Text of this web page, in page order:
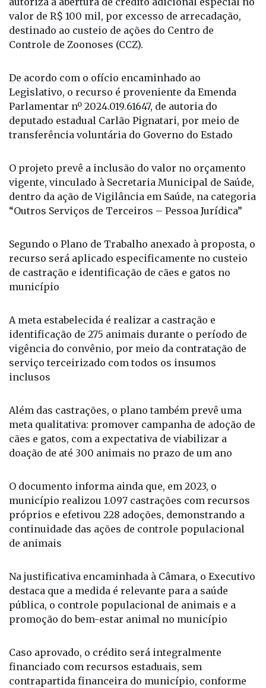
valor de R$ 100 mil, por excesso de arrecadação,
destinado ao custeio de ações do Centro de
Controle de Zoonoses (CCZ).
De acordo com o ofício encaminhado ao
Legislativo, o recurso é proveniente da Emenda
Parlamentar nº 2024.019.61647, de autoria do
deputado estadual Carlão Pignatari, por meio de
transferência voluntária do Governo do Estado
O projeto prevê a inclusão do valor no orçamento
vigente, vinculado à Secretaria Municipal de Saúde,
dentro da ação de Vigilância em Saúde, na categoria
“Outros Serviços de Terceiros – Pessoa Jurídica”
Segundo o Plano de Trabalho anexado à proposta, o
recurso será aplicado especificamente no custeio
de castração e identificação de cães e gatos no
município
A meta estabelecida é realizar a castração e
identificação de 275 animais durante o período de
vigência do convênio, por meio da contratação de
serviço terceirizado com todos os insumos
inclusos
Além das castrações, o plano também prevê uma
meta qualitativa: promover campanha de adoção de
cães e gatos, com a expectativa de viabilizar a
doação de até 300 animais no prazo de um ano
O documento informa ainda que, em 2023, o
município realizou 1.097 castrações com recursos
próprios e efetivou 228 adoções, demonstrando a
continuidade das ações de controle populacional
de animais
Na justificativa encaminhada à Câmara, o Executivo
destaca que a medida é relevante para a saúde
pública, o controle populacional de animais e a
promoção do bem-estar animal no município
Caso aprovado, o crédito será integralmente
financiado com recursos estaduais, sem
contrapartida financeira do município, conforme